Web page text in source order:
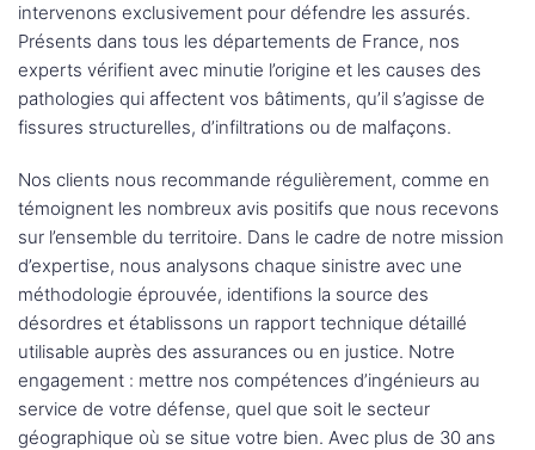
intervenons exclusivement pour défendre les assurés.
Présents dans tous les départements de France, nos
experts vérifient avec minutie l’origine et les causes des
pathologies qui affectent vos bâtiments, qu’il s’agisse de
fissures structurelles, d’infiltrations ou de malfaçons.
Nos clients nous recommande régulièrement, comme en
témoignent les nombreux avis positifs que nous recevons
sur l’ensemble du territoire. Dans le cadre de notre mission
d’expertise, nous analysons chaque sinistre avec une
méthodologie éprouvée, identifions la source des
désordres et établissons un rapport technique détaillé
utilisable auprès des assurances ou en justice. Notre
engagement : mettre nos compétences d’ingénieurs au
service de votre défense, quel que soit le secteur
géographique où se situe votre bien. Avec plus de 30 ans